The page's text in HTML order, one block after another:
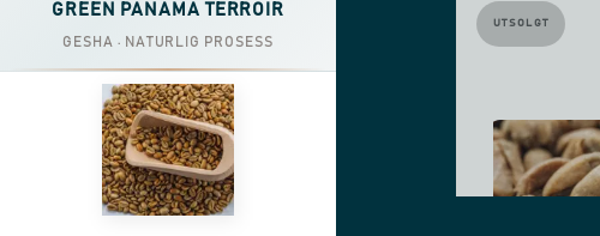
GREEN PANAMA TERROIR
GESHA · NATURLIG PROSESS
UTSOLGT